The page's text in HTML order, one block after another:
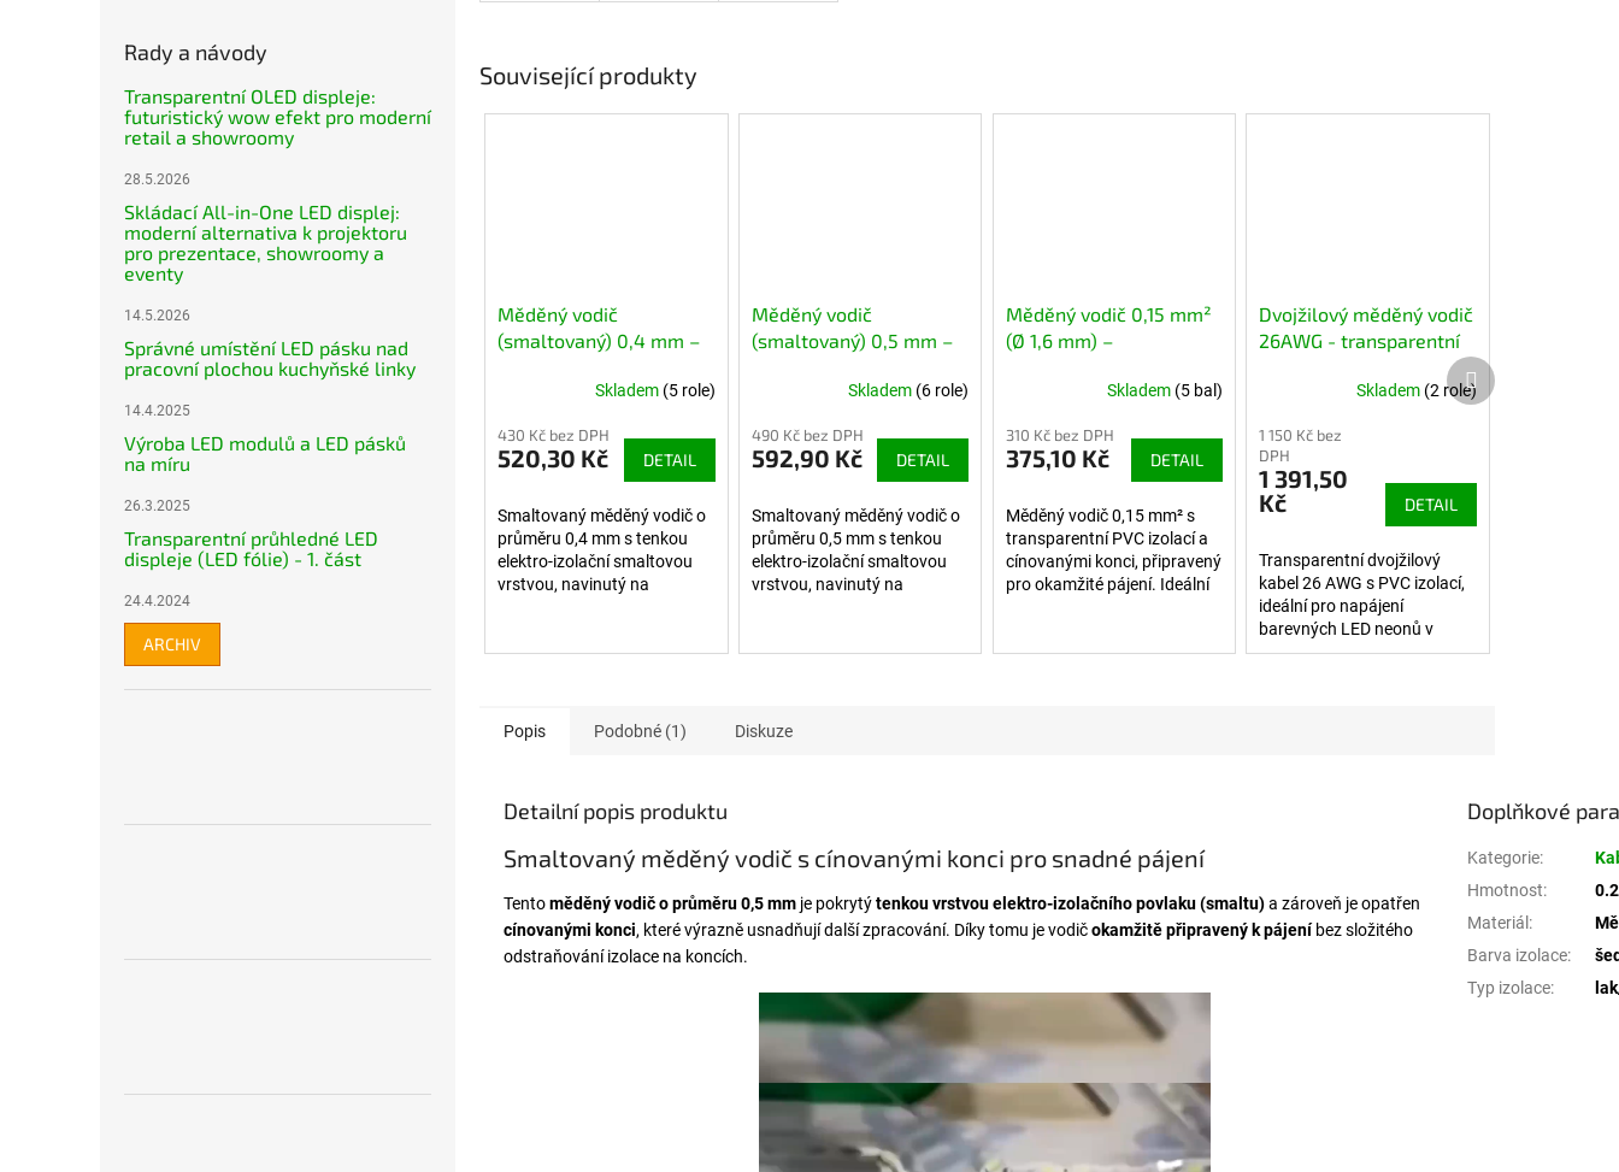
Rady a návody
Transparentní OLED displeje:
futuristický wow efekt pro moderní
retail a showroomy
28.5.2026
Skládací All-in-One LED displej:
moderní alternativa k projektoru
pro prezentace, showroomy a
eventy
14.5.2026
Správné umístění LED pásku nad
pracovní plochou kuchyňské linky
14.4.2025
Výroba LED modulů a LED pásků
na míru
26.3.2025
Transparentní průhledné LED
displeje (LED fólie) - 1. část
24.4.2024
ARCHIV
Související produkty
Měděný vodič
(smaltovaný) 0,4 mm –
Skladem (5 role)
430 Kč bez DPH
520,30 Kč DETAIL
Smaltovaný měděný vodič o
průměru 0,4 mm s tenkou
elektro-izolační smaltovou
vrstvou, navinutý na
vinutí, LED aplikace a...
Měděný vodič
(smaltovaný) 0,5 mm –
Skladem (6 role)
490 Kč bez DPH
592,90 Kč DETAIL
Smaltovaný měděný vodič o
průměru 0,5 mm s tenkou
elektro-izolační smaltovou
vrstvou, navinutý na
vinutí, LED aplikace a...
Měděný vodič 0,15 mm²
(Ø 1,6 mm) –
cínované konce, 9 cm
Skladem (5 bal)
310 Kč bez DPH
375,10 Kč DETAIL
Měděný vodič 0,15 mm² s
transparentní PVC izolací a
cínovanými konci, připravený
pro okamžité pájení. Ideální
elektrické...
Dvojžilový měděný vodič
26AWG - transparentní
Skladem (2 role)
1 150 Kč bez
DPH
1 391,50
Kč
DETAIL
Transparentní dvojžilový
kabel 26 AWG s PVC izolací,
ideální pro napájení
barevných LED neonů v
silikonových nacvakávacích
Další produkt
Popis Podobné (1) Diskuze
Detailní popis produktu
Smaltovaný měděný vodič s cínovanými konci pro snadné pájení
Tentoměděný vodič o průměru 0,5 mm je pokrytýtenkou vrstvou elektro-izolačního povlaku (smaltu)a zároveň je opatřen
cínovanými konci, které výrazně usnadňují další zpracování. Díky tomu je vodičokamžitě připravený k pájeníbez složitého
odstraňování izolace na koncích.
Doplňkové
Kategorie:
Hmotnost:
Materiál:
Barva izolace:
Typ izolace: